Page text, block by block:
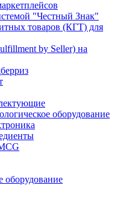
"Честный Знак"
товаров (КГТ) для
by Seller) на
оборудование
оборудование